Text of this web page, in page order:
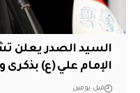
السيد الصدر يعلن
الإمام علي (ع)
قبل يومين